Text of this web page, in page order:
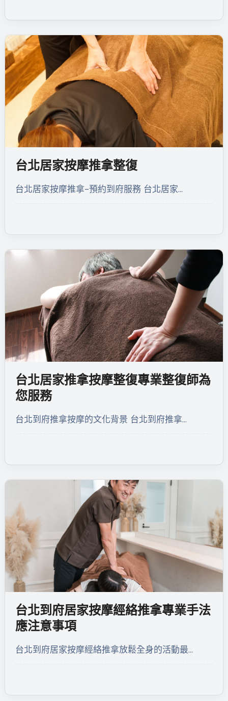
台北居家按摩推拿整復
台北居家按摩推拿-預約到府服務 台北居家…
台北居家推拿按摩整復專業整復師為
您服務
台北到府推拿按摩的文化背景 台北到府推拿…
台北到府居家按摩經絡推拿專業手法
應注意事項
台北到府居家按摩經絡推拿放鬆全身的活動最…